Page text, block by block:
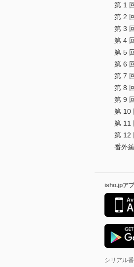
第 1
第 2
第 3
第 4
第 5
第 6
第 7
第 8
第 9
第
第
第
番外
isho.jpア
シリアル